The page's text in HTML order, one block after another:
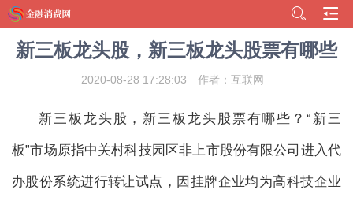
新三板龙头股，新三板龙头股票有哪些
2020-08-28 17:28:03 作者：互联网
新三板龙头股，新三板龙头股票有哪些？“新三
板”市场原指中关村科技园区非上市股份有限公司进入代
办股份系统进行转让试点，因挂牌企业均为高科技企业